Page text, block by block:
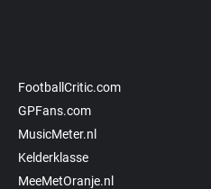
FootballCritic.com
GPFans.com
MusicMeter.nl
Kelderklasse
MeeMetOranje.nl